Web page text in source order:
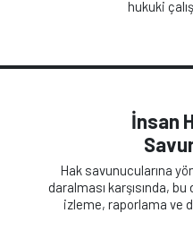
hukuki
İnsan
Hak savunucularına
daralması karşısında,
izleme, raporlama ve